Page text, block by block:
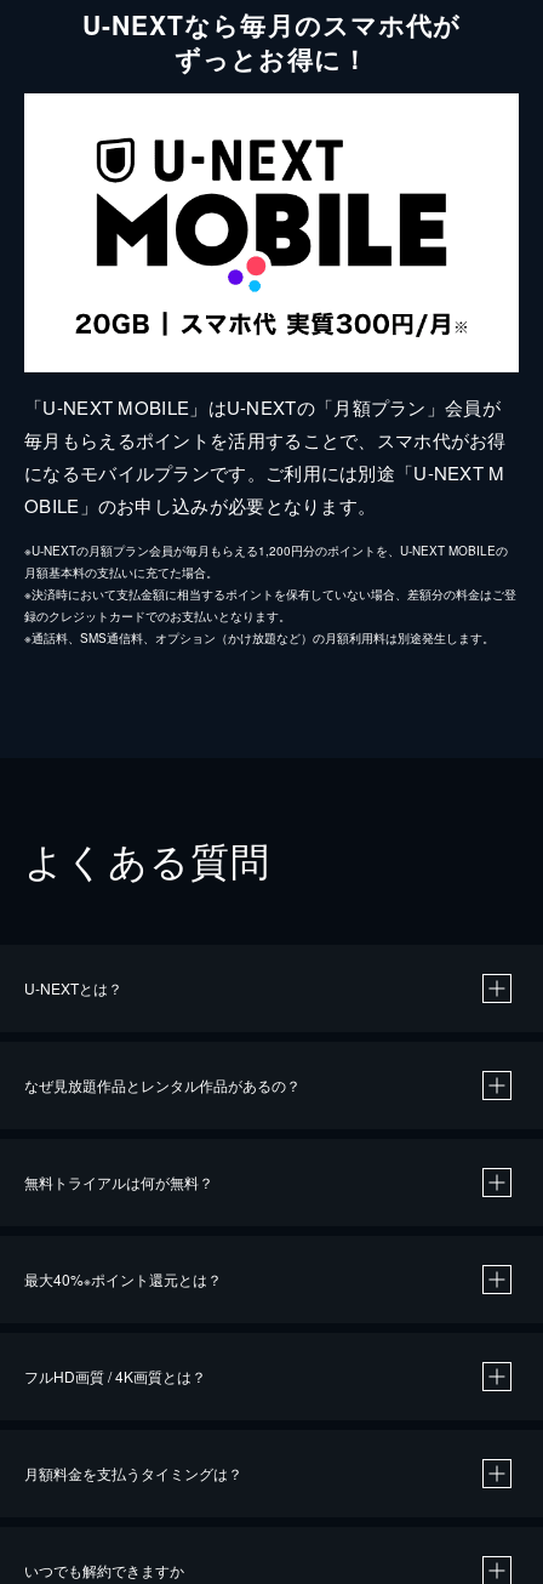
U-NEXTなら毎月のスマホ代が
ずっとお得に！
「U-NEXT MOBILE」はU-NEXTの「月額プラン」会員が
毎月もらえるポイントを活用することで、スマホ代がお得
になるモバイルプランです。ご利用には別途「U-NEXT M
OBILE」のお申し込みが必要となります。
※U-NEXTの月額プラン会員が毎月もらえる1,200円分のポイントを、U-NEXT MOBILEの
月額基本料の支払いに充てた場合。
※決済時において支払金額に相当するポイントを保有していない場合、差額分の料金はご登
録のクレジットカードでのお支払いとなります。
※通話料、SMS通信料、オプション（かけ放題など）の月額利用料は別途発生します。
よくある質問
U-NEXTとは？
なぜ見放題作品とレンタル作品があるの？
無料トライアルは何が無料？
最大40%※ポイント還元とは？
※40％ポイント還元の対象は、クレジットカード決済による作品の購入 / レンタルです。
iOSアプリのUコイン決済による作品の購入 / レンタルは、20％のポイント還元です。
フルHD画質 / 4K画質とは？
月額料金を支払うタイミングは？
いつでも解約できますか